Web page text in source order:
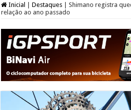
Inicial Destaques
Shimano registra
relação ao ano passado